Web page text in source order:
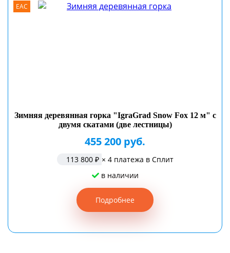
EAC
Зимняя деревянная горка "IgraGrad Snow Fox 12 м" с
двумя скатами (две лестницы)
455 200 руб.
113 800 ₽ × 4 платежа в Сплит
в наличии
Подробнее